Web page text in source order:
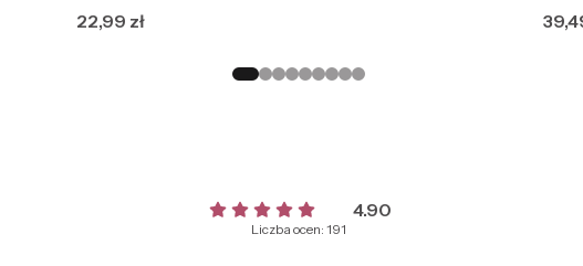
Cena
22,99 zł
4.90
Liczba ocen: 191